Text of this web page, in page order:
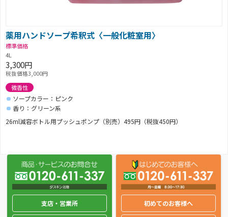
薬用ハンドソープ希釈式〈一般化粧室用〉
標準価格
4L
3,300円
税抜価格3,000円
微香性
ソープカラー：ピンク
香り：グリーン系
26ml減容ボトル用プッシュポンプ（別売）495円（税抜450円）
支店・営業所 初めてのお客様へ